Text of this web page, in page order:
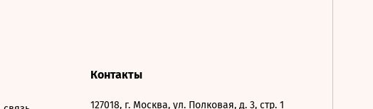
Контакты
127018, г. Москва, ул. Полковая, д. 3, стр. 1